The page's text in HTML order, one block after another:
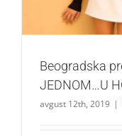
Beogradska
JEDNOM…U
avgust 12th, 2019 |